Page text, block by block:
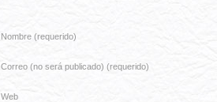
Nombre (requerido)
Correo (no será publicado) (requerido)
Web